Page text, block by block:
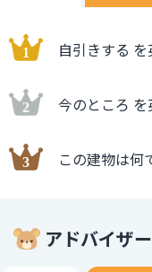
自引きする
今のところ
この建物は何
アドバイザ